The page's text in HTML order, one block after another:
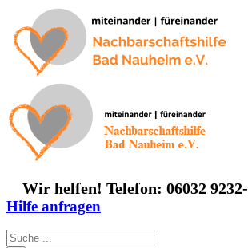
Inhalt
springen
Wir helfen! Telefon: 06032
Hilfe anfragen
Suche